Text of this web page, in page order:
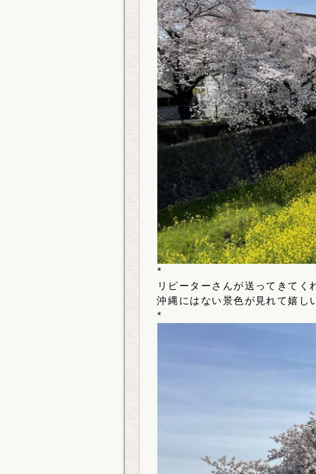
*
リピーターさんが送ってきて
沖縄にはない景色が見れて嬉し
*